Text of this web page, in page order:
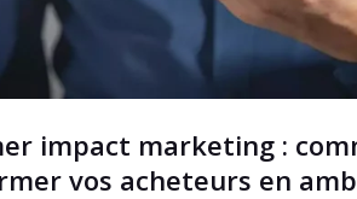
impact marketing :
vos acheteurs en